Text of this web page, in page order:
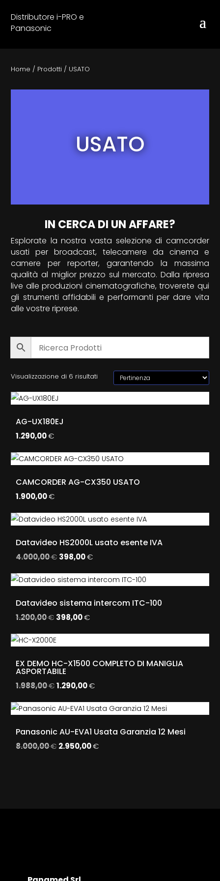
Distributore i-PRO e
Panasonic
Home / Prodotti / USATO
USATO
IN CERCA DI UN AFFARE?
Esplorate la nostra vasta selezione di camcorder
usati per broadcast, telecamere da cinema e
camere per reporter, garantendo la massima
qualità al miglior prezzo sul mercato. Dalla ripresa
live alle produzioni cinematografiche, troverete qui
gli strumenti affidabili e performanti per dare vita
alle vostre riprese.
Visualizzazione di 6 risultati
AG-UX180EJ
1.290,00€
CAMCORDER AG-CX350 USATO
1.900,00€
Datavideo HS2000L usato esente IVA
4.000,00€ Il
originale
4.000,00 €.
398,00€Il
attuale
398,00 €.
Datavideo sistema intercom ITC-100
1.200,00€ Il
originale
1.200,00 €.
398,00€Il
398,00 €.
EX DEMO HC-X1500 COMPLETO DI MANIGLIA
ASPORTABILE
1.988,00€ Il
originale
1.988,00 €.
1.290,00€Il
attuale
1.290,00 €.
Panasonic AU-EVA1 Usata Garanzia 12 Mesi
8.000,00€ Il
2.950,00€Il